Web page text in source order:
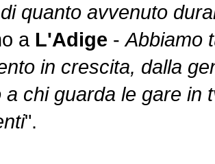
quanto avvenuto
a L'Adige -Abbiamo
in crescita, dalla
chi guarda le gare in
".